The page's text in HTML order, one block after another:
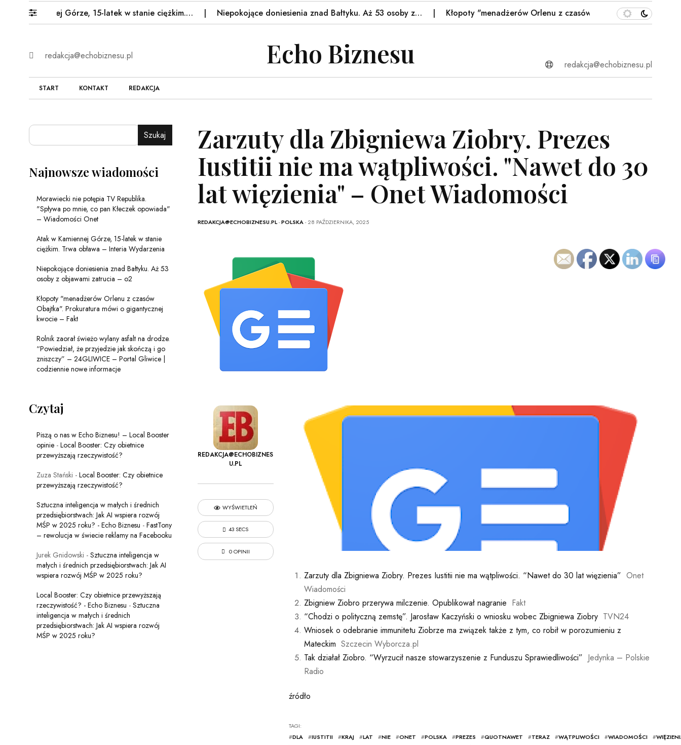
Górze, 15-latek w stanie ciężkim.… Niepokojące doniesienia znad Bałtyku. Aż 53 osoby z… Kłopoty "menadżerów Orlenu z czasów Obajtka". Prokuratura mówi…
redakcja@echobiznesu.pl Echo Biznesu redakcja@echobiznesu.pl
START KONTAKT REDAKCJA
Zarzuty dla Zbigniewa Ziobry. Prezes
Iustitii nie ma wątpliwości. "Nawet do 30
lat więzienia" – Onet Wiadomości
REDAKCJA@ECHOBIZNESU.PL-POLSKA - 28 PAŹDZIERNIKA, 2025
REDAKCJA@ECHOBIZNES
U.PL
WYŚWIETLEŃ
43 SECS
0 OPINII
Zarzuty dla Zbigniewa Ziobry. Prezes Iustitii nie ma wątpliwości. “Nawet do 30 lat więzienia” Onet
Wiadomości
Zbigniew Ziobro przerywa milczenie. Opublikował nagranie Fakt
“Chodzi o polityczną zemstę”. Jarosław Kaczyński o wniosku wobec Zbigniewa Ziobry TVN24
Wniosek o odebranie immunitetu Ziobrze ma związek także z tym, co robił w porozumieniu z
Mateckim Szczecin Wyborcza.pl
Tak działał Ziobro. “Wyrzucił nasze stowarzyszenie z Funduszu Sprawiedliwości” Jedynka – Polskie
Radio
źródło
TAGI:
#DLA #IUSTITII #KRAJ #LAT #NIE #ONET #POLSKA #PREZES #QUOTNAWET #TERAZ #WĄTPLIWOŚCI #WIADOMOŚCI #
Szukaj
Najnowsze wiadomości
Morawiecki nie potępia TV Republika.
"Spływa po mnie, co pan Kłeczek opowiada"
– Wiadomości Onet
Atak w Kamiennej Górze, 15-latek w stanie
ciężkim. Trwa obława – Interia Wydarzenia
Niepokojące doniesienia znad Bałtyku. Aż 53
osoby z objawami zatrucia – o2
Kłopoty "menadżerów Orlenu z czasów
Obajtka". Prokuratura mówi o gigantycznej
kwocie – Fakt
Rolnik zaorał świeżo wylany asfalt na drodze.
“Powiedział, że przyjedzie jak skończą i go
zniszczy” – 24GLIWICE – Portal Gliwice |
codziennie nowe informacje
Czytaj
Piszą o nas w Echo Biznesu! – Local Booster
opinie - Local Booster: Czy obietnice
przewyższają rzeczywistość?
Zuza Stański - Local Booster: Czy obietnice
przewyższają rzeczywistość?
Sztuczna inteligencja w małych i średnich
przedsiębiorstwach: Jak AI wspiera rozwój
MŚP w 2025 roku? - Echo Biznesu - FastTony
– rewolucja w świecie reklamy na Facebooku
Jurek Gnidowski - Sztuczna inteligencja w
małych i średnich przedsiębiorstwach: Jak AI
wspiera rozwój MŚP w 2025 roku?
Local Booster: Czy obietnice przewyższają
rzeczywistość? - Echo Biznesu - Sztuczna
inteligencja w małych i średnich
przedsiębiorstwach: Jak AI wspiera rozwój
MŚP w 2025 roku?